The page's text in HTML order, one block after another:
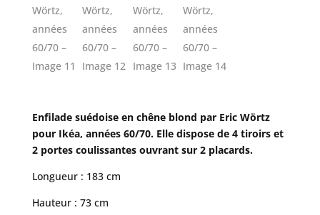
Enfilade suédoise en chêne blond par Eric Wörtz
pour Ikéa, années 60/70. Elle dispose de 4 tiroirs et
2 portes coulissantes ouvrant sur 2 placards.
Longueur : 183 cm
Hauteur : 73 cm